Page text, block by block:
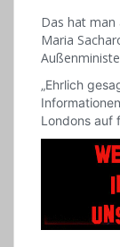
Das hat
Maria
„Ehrlich
Londons auf